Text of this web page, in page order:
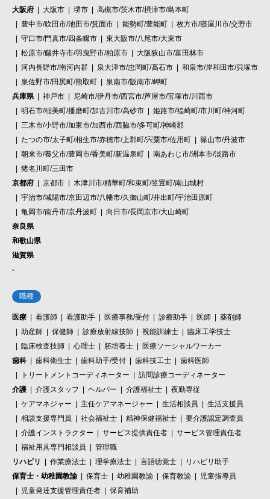
大阪府 大阪市 堺市
高槻市/茨木市/摂津市/島本町
豊中市/吹田市/池田市/箕面市
能勢町/豊能町
枚方市/寝屋川市/交野市
守口市/門真市/四条畷市
東大阪市/八尾市/大東市
松原市/藤井寺市/羽曳野市/柏原市
大阪狭山市/富田林市
河内長野市/南河内群
泉大津市/忠岡町/高石市
和泉市/岸和田市/貝塚市
泉佐野市/田尻町/熊取町
泉南市/阪南市/岬町
兵庫県
神戸市
尼崎市/伊丹市/西宮市/芦屋市/宝塚市/川西市
明石市/稲美町/播磨町/加古川市/高砂市
姫路市/福崎町/市川町/神河町
三木市/小野市/加東市/加西市/西脇市/多可町/神崎郡
たつの市/太子町/相生市/赤穂市/上郡町/宍粟市/佐用町
篠山市/丹波市
朝来市/養父市/豊岡市/香美町/新温泉町
南あわじ市/洲本市/淡路市
猪名川町/三田市
京都府
京都市
木津川市/精華町/和束町/笠置町/南山城村
宇治市/城陽市/京田辺市/八幡市/久御山町/井出町/宇治田原町
亀岡市/南丹市/京丹波町
向日市/長岡京市/大山崎町
奈良県
和歌山県
滋賀県
-
職種
医療 看護師 看護助手 医療事務/受付 診療助手 医師
薬剤師
助産師
保健師 診療放射線技師 視能訓練士
臨床工学技士
臨床検査技師
心理士 胚培養士
医療ソーシャルワーカー
歯科
歯科衛生士 歯科助手/受付 歯科技工士
歯科医師
トリートメントコーディネーター
訪問診療コーディネーター
介護
介護スタッフ ヘルパー 介護福祉士
夜勤専従
ケアマネジャー
主任ケアマネージャー 生活相談員
生活支援員
相談支援専門員
社会福祉士 精神保健福祉士
要介護認定調査員
介護インストラクター
サービス提供責任者
サービス管理責任者
福祉用具専門相談員
管理職
リハビリ
作業療法士 理学療法士 言語聴覚士
リハビリ助手
保育士・幼稚園教諭
保育士 幼稚園教諭 保育教諭
児童指導員
児童発達支援管理責任者
保育補助